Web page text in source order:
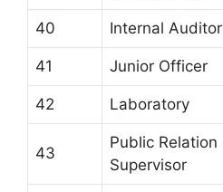
40 Internal Auditor
41 Junior Officer
42 Laboratory
43
Public Relation
Supervisor